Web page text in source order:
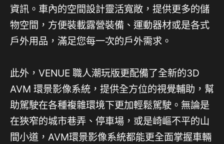
資訊。車內的空間設計靈活寬敞，提供更多的儲
物空間，方便裝載露營裝備、運動器材或是各式
戶外用品，滿足您每一次的戶外需求。
此外，VENUE 職人潮玩版更配備了全新的3D
AVM 環景影像系統，提供全方位的視覺輔助，幫
助駕駛在各種複雜環境下更加輕鬆駕駛。無論是
在狹窄的城市巷弄、停車場，或是崎嶇不平的山
間小道，AVM環景影像系統都能更全面掌握車輛